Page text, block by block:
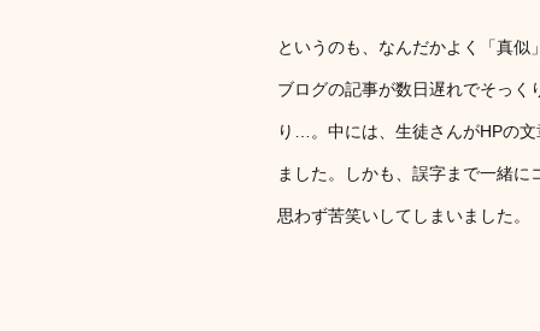
というのも、なんだかよく「真似
ブログの記事が数日遅れでそっ
り…。中には、生徒さんがHPの
ました。しかも、誤字まで一緒
思わず苦笑いしてしまいました。